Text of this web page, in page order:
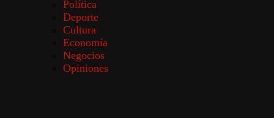
Política
Deporte
Cultura
Economía
Negocios
Opiniones